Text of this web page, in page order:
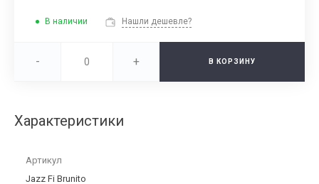
В наличии Нашли дешевле?
- + В КОРЗИНУ
Характеристики
Артикул
Jazz Fi Brunito